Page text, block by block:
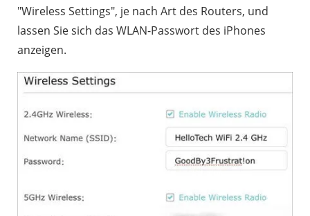
"Wireless Settings", je nach Art des Routers, und
lassen Sie sich das WLAN-Passwort des iPhones
anzeigen.